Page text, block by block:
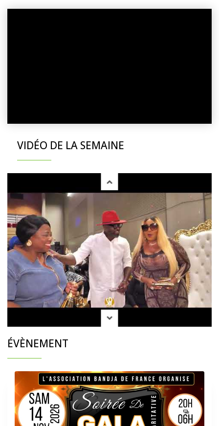
VIDÉO DE LA SEMAINE
ÉVÈNEMENT